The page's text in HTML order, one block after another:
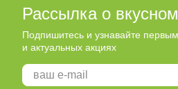
Рассылка о
Подпишитесь и узнавайте
и актуальных акциях